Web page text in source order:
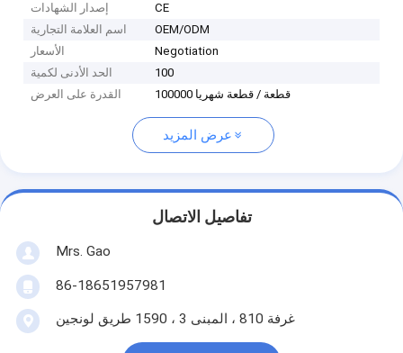
إصدار الشهادات
CE
اسم العلامة التجارية
OEM/ODM
الأسعار
Negotiation
الحد الأدنى لكمية
100
القدرة على العرض
100000 قطعة / قطعة شهريا
عرض المزيد
تفاصيل الاتصال
Mrs. Gao
86-18651957981
غرفة 810 ، المبنى 3 ، 1590 طريق لونجين